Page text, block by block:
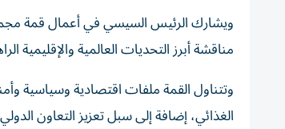
مناقشة أبرز التحديات العالمية والإقليمية
وتتناول القمة ملفات اقتصادية وسياسية
الغذائي، إضافة إلى سبل تعزيز التعاون